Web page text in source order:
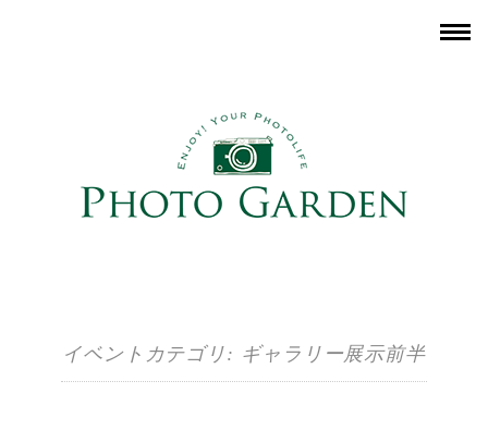
イベントカテゴリ: ギャラリー展示前半